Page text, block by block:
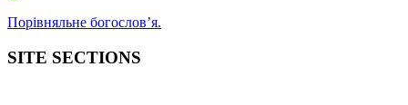
Порівняльне богословʼя.
SITE SECTIONS